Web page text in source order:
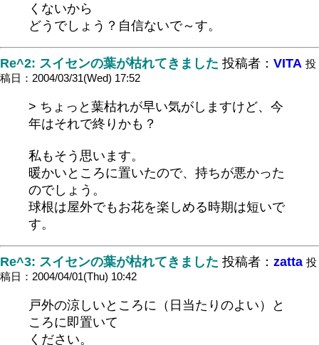
くないから
どうでしょう？自信ないで～す。
Re^2: スイセンの葉が枯れてきました 投稿者： VITA 投
稿日：2004/03/31(Wed) 17:52
> ちょっと葉枯れが早い気がしますけど、今
年はそれで終りかも？
私もそう思います。
暖かいところに置いたので、持ちが悪かった
のでしょう。
球根は屋外でもお花を楽しめる時期は短いで
す。
Re^3: スイセンの葉が枯れてきました 投稿者： zatta 投
稿日：2004/04/01(Thu) 10:42
戸外の涼しいところに（日当たりのよい）と
ころに即置いて
ください。